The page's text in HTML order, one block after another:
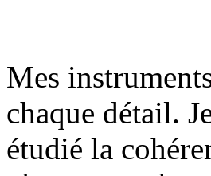
Mes
chaque détail.
étudié la